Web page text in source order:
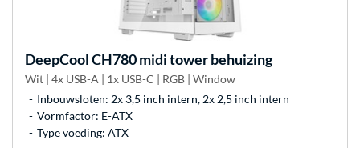
DeepCoolCH780 midi tower behuizing
Wit | 4x USB-A | 1x USB-C | RGB | Window
Inbouwsloten: 2x 3,5 inch intern, 2x 2,5 inch intern
Vormfactor: E-ATX
Type voeding: ATX